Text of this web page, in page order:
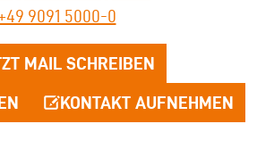
9091 5000-0
MAIL SCHREIBEN
KONTAKT AUFNEHMEN